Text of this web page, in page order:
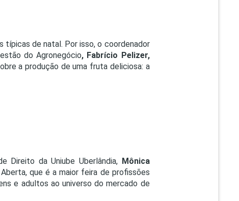
típicas de natal. Por isso, o coordenador
do Agronegócio, Fabrício Pelizer,
a produção de uma fruta deliciosa: a
Direito da Uniube Uberlândia, Mônica
que é a maior feira de profissões
e adultos ao universo do mercado de